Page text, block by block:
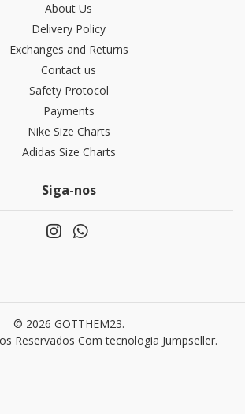
About Us
Delivery Policy
Exchanges and Returns
Contact us
Safety Protocol
Payments
Nike Size Charts
Adidas Size Charts
Siga-nos
© 2026 GOTTHEM23.
Reservados Com tecnologia Jumpseller.